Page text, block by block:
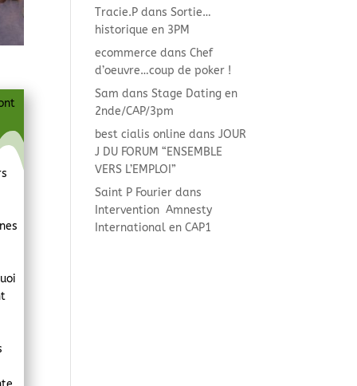
Tracie.P dansSortie…
historique en 3PM
ecommerce dansChef
d’oeuvre…coup de poker !
Sam dansStage Dating en
2nde/CAP/3pm
best cialis online dansJOUR
J DU FORUM “ENSEMBLE
VERS L’EMPLOI”
Saint P Fourier dans
Intervention Amnesty
International en CAP1